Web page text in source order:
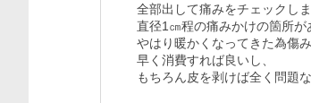
全部出して痛みをチェックし
直径1㎝程の痛みかけの箇所が
やはり暖かくなってきた為傷
早く消費すれば良いし、
もちろん皮を剥けば全く問題